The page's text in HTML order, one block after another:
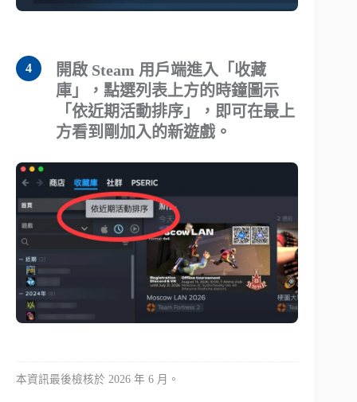
開啟 Steam 用戶端進入「收藏
庫」，點選列表上方的時鐘圖示
「依近期活動排序」，即可在最上
方看到剛加入的新遊戲。
本資訊最後檢核於 2026 年 6 月。